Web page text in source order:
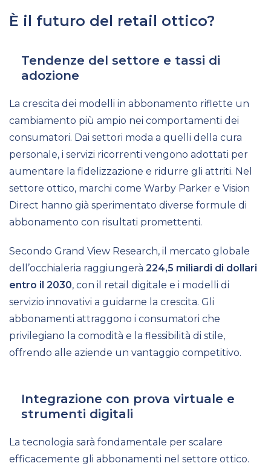
È il futuro del retail ottico?
Tendenze del settore e tassi di
adozione
La crescita dei modelli in abbonamento riflette un
cambiamento più ampio nei comportamenti dei
consumatori. Dai settori moda a quelli della cura
personale, i servizi ricorrenti vengono adottati per
aumentare la fidelizzazione e ridurre gli attriti. Nel
settore ottico, marchi come Warby Parker e Vision
Direct hanno già sperimentato diverse formule di
abbonamento con risultati promettenti.
Secondo Grand View Research, il mercato globale
dell’occhialeria raggiungerà 224,5 miliardi di dollari
entro il 2030, con il retail digitale e i modelli di
servizio innovativi a guidarne la crescita. Gli
abbonamenti attraggono i consumatori che
privilegiano la comodità e la flessibilità di stile,
offrendo alle aziende un vantaggio competitivo.
Integrazione con prova virtuale e
strumenti digitali
La tecnologia sarà fondamentale per scalare
efficacemente gli abbonamenti nel settore ottico.